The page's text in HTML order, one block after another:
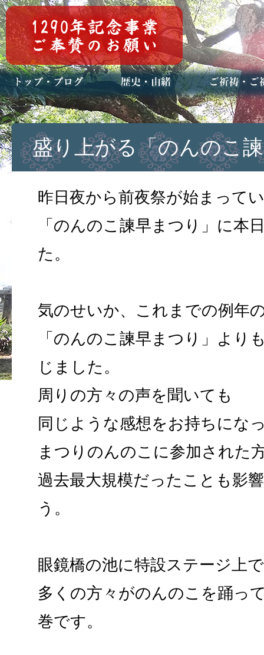
トップページ
ブログ(日々八百万)
お知らせ一覧 歴史・ご祭神
年中行事
メディア掲載 ご祈祷・ご祈
安産祈願
初宮参り
七五三詣
長寿のお祝い
神前結婚式
厄祓い・方位
車のお祓い
地鎮祭
神葬祭（神式
盛り上がる「のんのこ
昨日夜から前夜祭が始まって
「のんのこ諫早まつり」に本
た。
気のせいか、これまでの例年
「のんのこ諫早まつり」より
じました。
周りの方々の声を聞いても
同じような感想をお持ちにな
まつりのんのこに参加された
過去最大規模だったことも影
う。
眼鏡橋の池に特設ステージ上で
多くの方々がのんのこを踊っ
巻です。